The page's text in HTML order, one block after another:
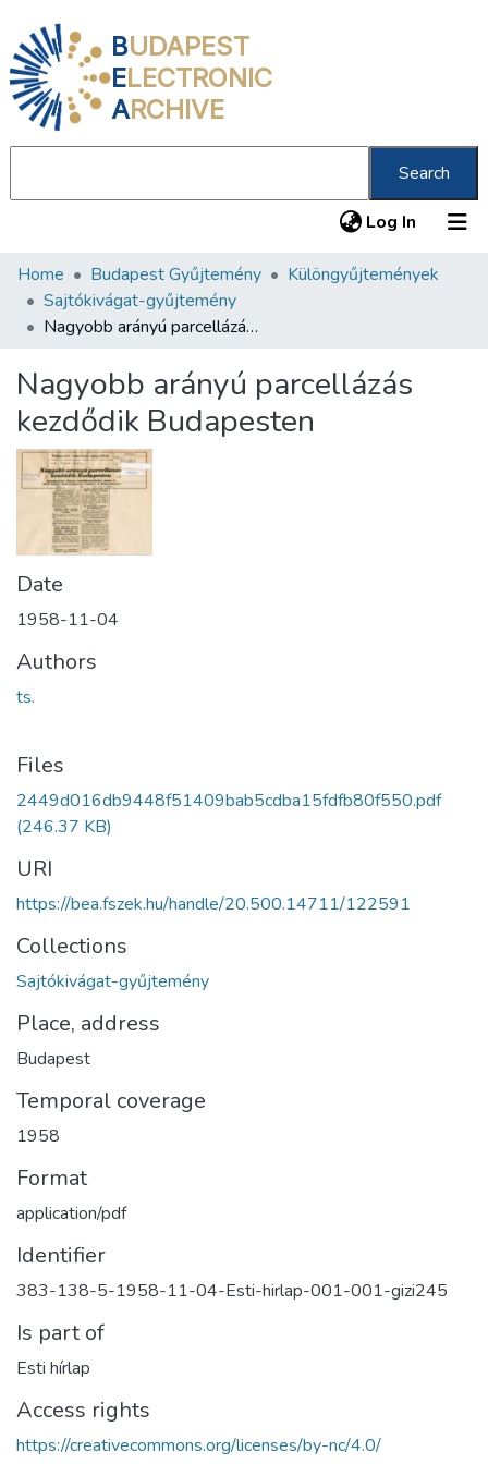
BUDAPEST
ELECTRONIC
ARCHIVE
Search
Log In (current)
Communities & Collections
All of DSpace
About us
Home Budapest Gyűjtemény
Különgyűjtemények
Sajtókivágat-gyűjtemény
Nagyobb arányú parcellázás kezdődik Budapesten
Nagyobb arányú parcellázás
kezdődik Budapesten
Date
1958-11-04
Authors
ts.
Files
2449d016db9448f51409bab5cdba15fdfb80f550.pdf
(246.37 KB)
URI
https://bea.fszek.hu/handle/20.500.14711/122591
Collections
Sajtókivágat-gyűjtemény
Place, address
Budapest
Temporal coverage
1958
Format
application/pdf
Identifier
383-138-5-1958-11-04-Esti-hirlap-001-001-gizi245
Is part of
Esti hírlap
Access rights
https://creativecommons.org/licenses/by-nc/4.0/